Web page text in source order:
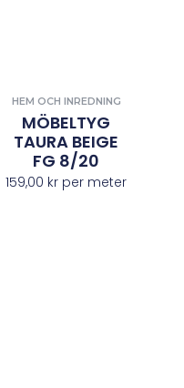
HEM OCH INREDNING
MÖBELTYG
TAURA BEIGE
FG 8/20
159,00 kr per meter